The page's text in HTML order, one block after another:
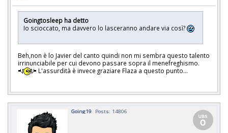
Goingtosleep ha detto
Io scioccato, ma davvero lo lasceranno andare via così?
Beh,non è lo Javier del canto quindi non mi sembra questo talento
irrinunciabile per cui devono passare sopra il menefreghismo.
L'assurdità è invece graziare Flaza a questo punto...
Going19 Posts: 14806